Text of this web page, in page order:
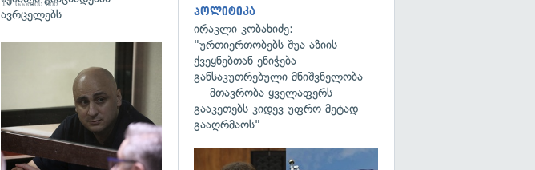
ავრცელებს
11 საათის წინ
გადახედვა
პოლიტიკა
ირაკლი კობახიძე:
"ურთიერთობებს შუა აზიის
ქვეყნებთან ენიჭება
განსაკუთრებული მნიშვნელობა
— მთავრობა ყველაფერს
გააკეთებს კიდევ უფრო მეტად
გააღრმაოს"